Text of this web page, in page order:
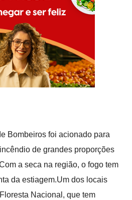
Bombeiros foi acionado para
de grandes proporções
a seca na região, o fogo tem
da estiagem.Um dos locais
Nacional, que tem